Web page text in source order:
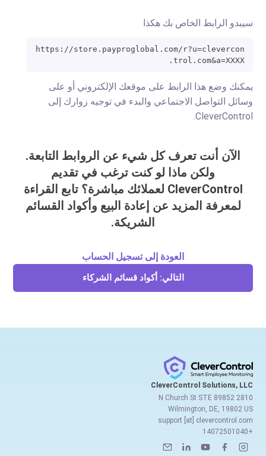
سيبدو الرابط الخاص بك هكذا
https://store.payproglobal.com/r?u=clevercon
trol.com&a=XXXX.
يمكنك وضع هذا الرابط على موقعك الإلكتروني أو على
وسائل التواصل الاجتماعي والبدء في توجيه زوارك إلى
CleverControl.
الآن أنت تعرف كل شيء عن الروابط التابعة.
ولكن ماذا لو كنت ترغب في تقديم
CleverControl لعملائك مباشرة؟ تابع القراءة
لمعرفة المزيد عن إعادة البيع وأكواد القسائم
الشريكة.
العودة إلى تسجيل الحساب
التالي: أكواد قسائم الشركاء
CleverControl Solutions, LLC
2810 N Church St STE 89852
Wilmington, DE, 19802 US
support [at] clevercontrol.com
+14072501040